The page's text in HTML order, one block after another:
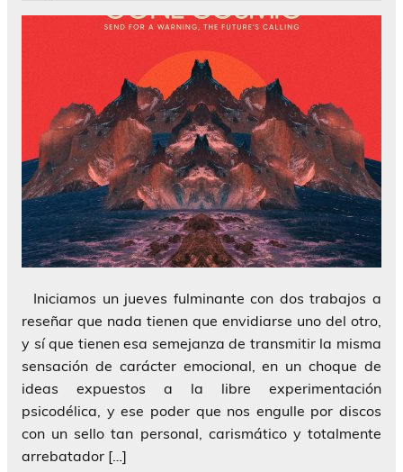
Iniciamos un jueves fulminante con dos trabajos a
reseñar que nada tienen que envidiarse uno del otro,
y sí que tienen esa semejanza de transmitir la misma
sensación de carácter emocional, en un choque de
ideas expuestos a la libre experimentación
psicodélica, y ese poder que nos engulle por discos
con un sello tan personal, carismático y totalmente
arrebatador […]